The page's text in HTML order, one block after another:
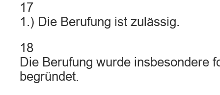
17
1.) Die Berufung ist zulässig.
18
Die Berufung wurde insbesondere
begründet.